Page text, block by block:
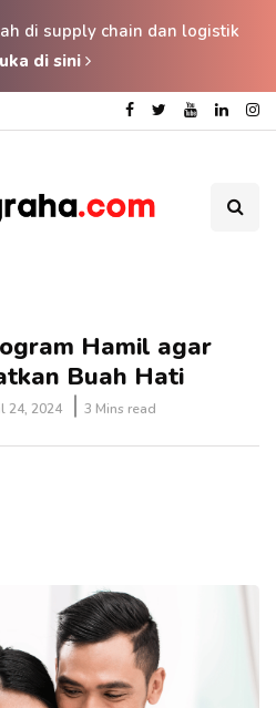
di supply chain dan logistik
di sini
Hamil agar
Buah Hati
24, 2024 3 Mins read